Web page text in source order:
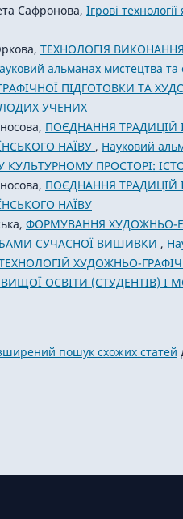
Сафронова, Ігрові
ТЕХНОЛОГІЯ
альманах мистецтва
ПІДГОТОВКИ ТА
УЧЕНИХ
ПОЄДНАННЯ ТРАДИЦІЙ
НАЇВУ , Науковий
ПРОСТОРІ:
ПОЄДНАННЯ ТРАДИЦІЙ
НАЇВУ
ФОРМУВАННЯ ХУДОЖНЬО-
СУЧАСНОЇ ВИШИВКИ ,
ХУДОЖНЬО-
ОСВІТИ (СТУДЕНТІВ) І
пошук схожих статей